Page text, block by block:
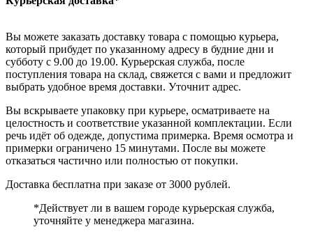
Вы можете заказать доставку товара с помощью курьера,
который прибудет по указанному адресу в будние дни и
субботу с 9.00 до 19.00. Курьерская служба, после
поступления товара на склад, свяжется с вами и предложит
выбрать удобное время доставки. Уточнит адрес.
Вы вскрываете упаковку при курьере, осматриваете на
целостность и соответствие указанной комплектации. Если
речь идёт об одежде, допустима примерка. Время осмотра и
примерки ограничено 15 минутами. После вы можете
отказаться частично или полностью от покупки.
Доставка бесплатна при заказе от 3000 рублей.
*Действует ли в вашем городе курьерская служба,
уточняйте у менеджера магазина.